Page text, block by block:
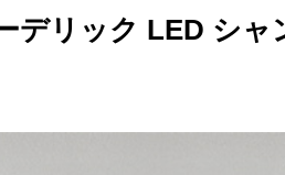
デリック LED シャ